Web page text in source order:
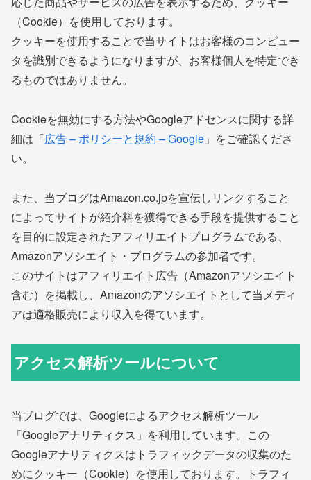
（Cookie）を使用しております。
クッキーを使用することで当サイトはお客様のコンピュー
タを識別できるようになりますが、お客様個人を特定でき
るものではありません。
Cookieを無効にする方法やGoogleアドセンスに関する詳
細は「広告 – ポリシーと規約 – Google 」をご確認くださ
い。
また、当ブログはAmazon.co.jpを宣伝しリンクすること
によってサイトが紹介料を獲得できる手段を提供すること
を目的に設定されたアフィリエイトプログラムである、
Amazonアソシエイト・プログラムの参加者です。
このサイトはアフィリエイト広告（Amazonアソシエイト
含む）を掲載し、Amazonのアソシエイトとして当メディ
アは適格販売により収入を得ています。
アクセス解析ツールについて
当ブログでは、Googleによるアクセス解析ツール
「Googleアナリティクス」を利用しています。この
Googleアナリティクスはトラフィックデータの収集のた
めにクッキー（Cookie）を使用しております。トラフィ